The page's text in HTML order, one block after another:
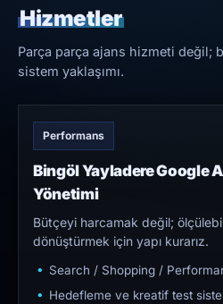
Hizmetler
Parça parça ajans hizmeti değil;
sistem yaklaşımı.
Performans
Bingöl Yayladere Google
Yönetimi
Bütçeyi harcamak değil;
dönüştürmek için yapı kurarız.
Search / Shopping /
Hedefleme ve kreatif test